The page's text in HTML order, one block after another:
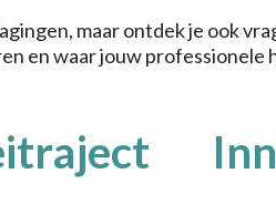
maar ontdek je ook
en waar jouw